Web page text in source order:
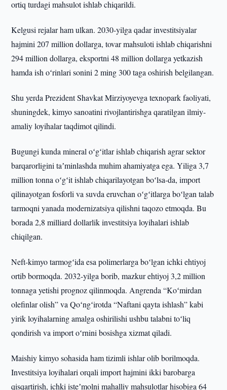
ortiq turdagi mahsulot ishlab chiqarildi.
Kelgusi rejalar ham ulkan. 2030-yilga qadar investitsiyalar
hajmini 207 million dollarga, tovar mahsuloti ishlab chiqarishni
294 million dollarga, eksportni 48 million dollarga yetkazish
hamda ish oʻrinlari sonini 2 ming 300 taga oshirish belgilangan.
Shu yerda Prezident Shavkat Mirziyoyevga texnopark faoliyati,
shuningdek, kimyo sanoatini rivojlantirishga qaratilgan ilmiy-
amaliy loyihalar taqdimot qilindi.
Bugungi kunda mineral oʻgʻitlar ishlab chiqarish agrar sektor
barqarorligini taʼminlashda muhim ahamiyatga ega. Yiliga 3,7
million tonna oʻgʻit ishlab chiqarilayotgan boʻlsa-da, import
qilinayotgan fosforli va suvda eruvchan oʻgʻitlarga boʻlgan talab
tarmoqni yanada modernizatsiya qilishni taqozo etmoqda. Bu
borada 2,8 milliard dollarlik investitsiya loyihalari ishlab
chiqilgan.
Neft-kimyo tarmogʻida esa polimerlarga boʻlgan ichki ehtiyoj
ortib bormoqda. 2032-yilga borib, mazkur ehtiyoj 3,2 million
tonnaga yetishi prognoz qilinmoqda. Angrenda “Koʻmirdan
olefinlar olish” va Qoʻngʻirotda “Naftani qayta ishlash” kabi
yirik loyihalarning amalga oshirilishi ushbu talabni toʻliq
qondirish va import oʻrnini bosishga xizmat qiladi.
Maishiy kimyo sohasida ham tizimli ishlar olib borilmoqda.
Investitsiya loyihalari orqali import hajmini ikki barobarga
qisqartirish, ichki isteʼmolni mahalliy mahsulotlar hisobiga 64